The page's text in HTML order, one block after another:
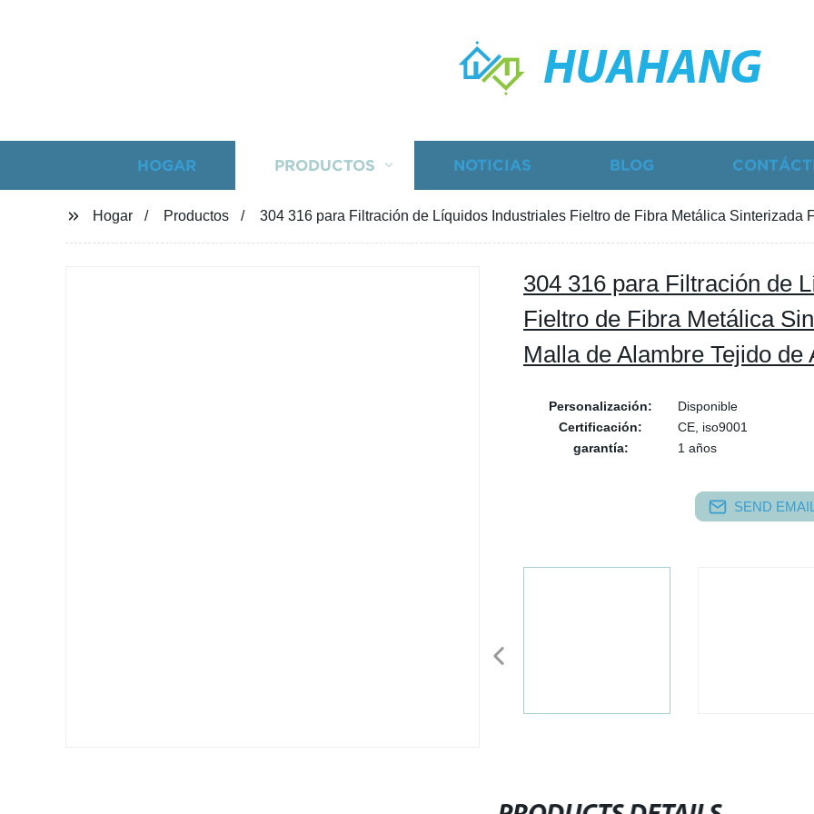
HUAHANG
HOGAR PRODUCTOS NOTICIAS BLOG
Hogar Productos 304 316 para Filtración de Líquidos Industriales Fieltro de Fibra Metálica Sinterizada
304 316 para Filtración de
Fieltro de Fibra Metálica
Malla de Alambre Tejido de
Personalización:
Disponible
Certificación:
CE, iso9001
garantía:
1 años
SEND